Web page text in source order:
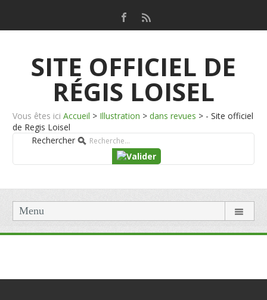
SITE OFFICIEL DE
RÉGIS LOISEL
Vous êtes ici Accueil > Illustration > dans revues > - Site officiel
de Regis Loisel
Rechercher
Menu